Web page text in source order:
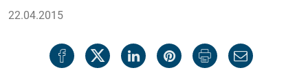
22.04.2015